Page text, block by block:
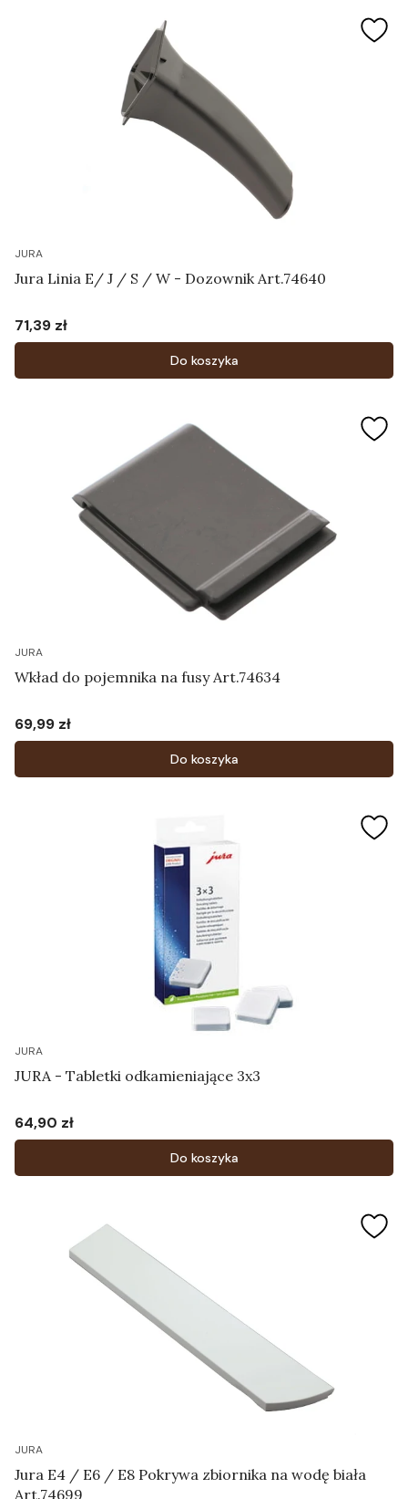
JURA
Jura Linia E/ J / S / W - Dozownik Art.74640
Cena
71,39 zł
Do koszyka
JURA
Wkład do pojemnika na fusy Art.74634
Cena
69,99 zł
Do koszyka
JURA
JURA - Tabletki odkamieniające 3x3
Cena
64,90 zł
Do koszyka
JURA
Jura E4 / E6 / E8 Pokrywa zbiornika na wodę biała
Art.74699